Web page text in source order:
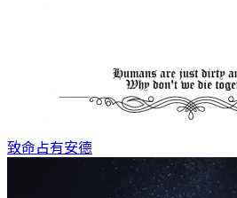
致命占有安德